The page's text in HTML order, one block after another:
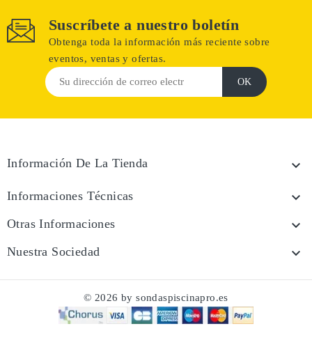
Suscríbete a nuestro boletín
Obtenga toda la información más reciente sobre
eventos, ventas y ofertas.
Información De La Tienda 
Informaciones Técnicas 
Otras Informaciones 
Nuestra Sociedad 
© 2026 by sondaspiscinapro.es